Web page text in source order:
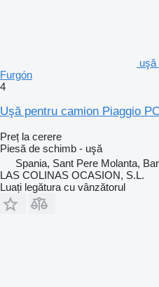
uşă
Furgón
4
Uşă pentru camion Piaggio
Preț la cerere
Piesă de schimb - uşă
Spania, Sant Pere Molanta,
LAS COLINAS OCASION, S.L.
Luați legătura cu vânzătorul